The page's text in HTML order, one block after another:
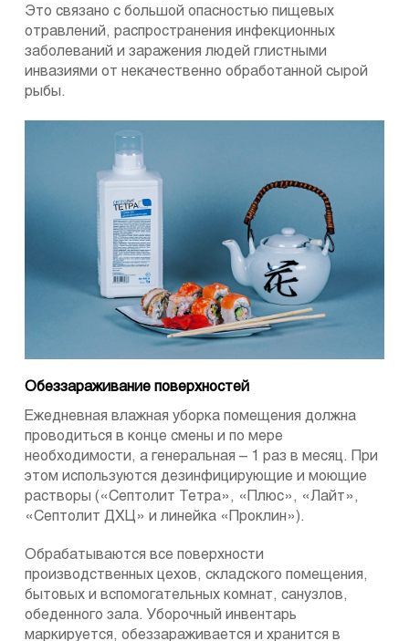
Это связано с большой опасностью пищевых
отравлений, распространения инфекционных
заболеваний и заражения людей глистными
инвазиями от некачественно обработанной сырой
рыбы.
Обеззараживание поверхностей
Ежедневная влажная уборка помещения должна
проводиться в конце смены и по мере
необходимости, а генеральная – 1 раз в месяц. При
этом используются дезинфицирующие и моющие
растворы («Септолит Тетра», «Плюс», «Лайт»,
«Септолит ДХЦ» и линейка «Проклин»).
Обрабатываются все поверхности
производственных цехов, складского помещения,
бытовых и вспомогательных комнат, санузлов,
обеденного зала. Уборочный инвентарь
маркируется, обеззараживается и хранится в